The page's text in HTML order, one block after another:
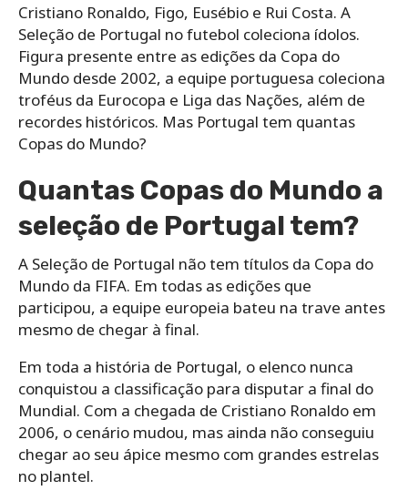
Cristiano Ronaldo, Figo, Eusébio e Rui Costa. A
Seleção de Portugal no futebol coleciona ídolos.
Figura presente entre as edições da Copa do
Mundo desde 2002, a equipe portuguesa coleciona
troféus da Eurocopa e Liga das Nações, além de
recordes históricos. Mas Portugal tem quantas
Copas do Mundo?
Quantas Copas do Mundo a
seleção de Portugal tem?
A Seleção de Portugal não tem títulos da Copa do
Mundo da FIFA. Em todas as edições que
participou, a equipe europeia bateu na trave antes
mesmo de chegar à final.
Em toda a história de Portugal, o elenco nunca
conquistou a classificação para disputar a final do
Mundial. Com a chegada de Cristiano Ronaldo em
2006, o cenário mudou, mas ainda não conseguiu
chegar ao seu ápice mesmo com grandes estrelas
no plantel.